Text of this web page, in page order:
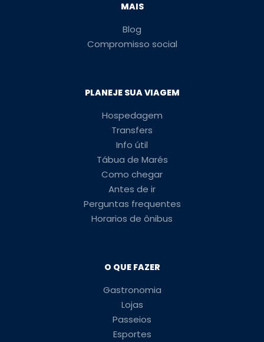
MAIS
Blog
Compromisso social
PLANEJE SUA VIAGEM
Hospedagem
Transfers
Info útil
Tábua de Marés
Como chegar
Antes de ir
Perguntas frequentes
Horarios de ônibus
O QUE FAZER
Gastronomia
Lojas
Passeios
Esportes